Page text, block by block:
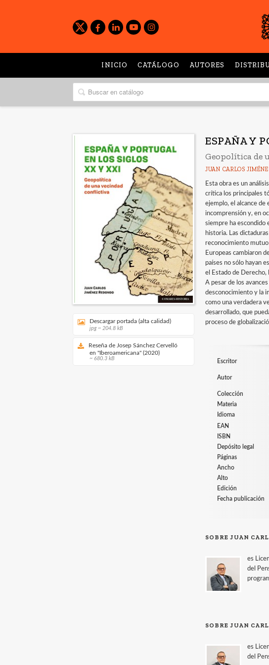
INICIO CATÁLOGO AUTORES
Descargar portada (alta calidad)
jpg ~ 204.8 kB
Reseña de Josep Sánchez Cervelló
en "Iberoamericana" (2020)
~ 680.3 kB
ESPAÑA Y
Geopolítica de
JUAN CARLOS
Esta obra es un
crítica los principales
ejemplo, el alcance de
incomprensión y, en
siempre ha escondido
historia. Las
reconocimiento
Europeas cambiaron
países no sólo hayan
el Estado de Derecho,
A pesar de los
desconocimiento y la
como una verdadera
desarrollado, que
proceso de
Escritor
Autor
Colección
Materia
Idioma
EAN
ISBN
Depósito legal
Páginas
Ancho
Alto
Edición
Fecha publicación
SOBRE JUAN
es
del
SOBRE JUAN
es
del